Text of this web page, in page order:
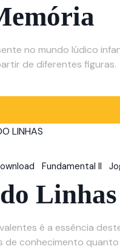
no mundo lúdico
de diferentes figuras.
Fundamental II
Linhas
é a essência
conhecimento